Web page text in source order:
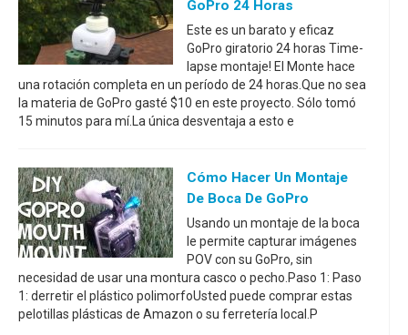
GoPro 24 Horas
Este es un barato y eficaz
GoPro giratorio 24 horas Time-
lapse montaje! El Monte hace
una rotación completa en un período de 24 horas.Que no sea
la materia de GoPro gasté $10 en este proyecto. Sólo tomó
15 minutos para mí.La única desventaja a esto e
Cómo Hacer Un Montaje
De Boca De GoPro
Usando un montaje de la boca
le permite capturar imágenes
POV con su GoPro, sin
necesidad de usar una montura casco o pecho.Paso 1: Paso
1: derretir el plástico polimorfoUsted puede comprar estas
pelotillas plásticas de Amazon o su ferretería local.P